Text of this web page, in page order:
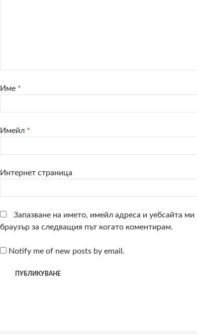
Име *
Имейл *
Интернет страница
Запазване на името, имейл адреса и уебсайта ми
браузър за следващия път когато коментирам.
Notify me of new posts by email.